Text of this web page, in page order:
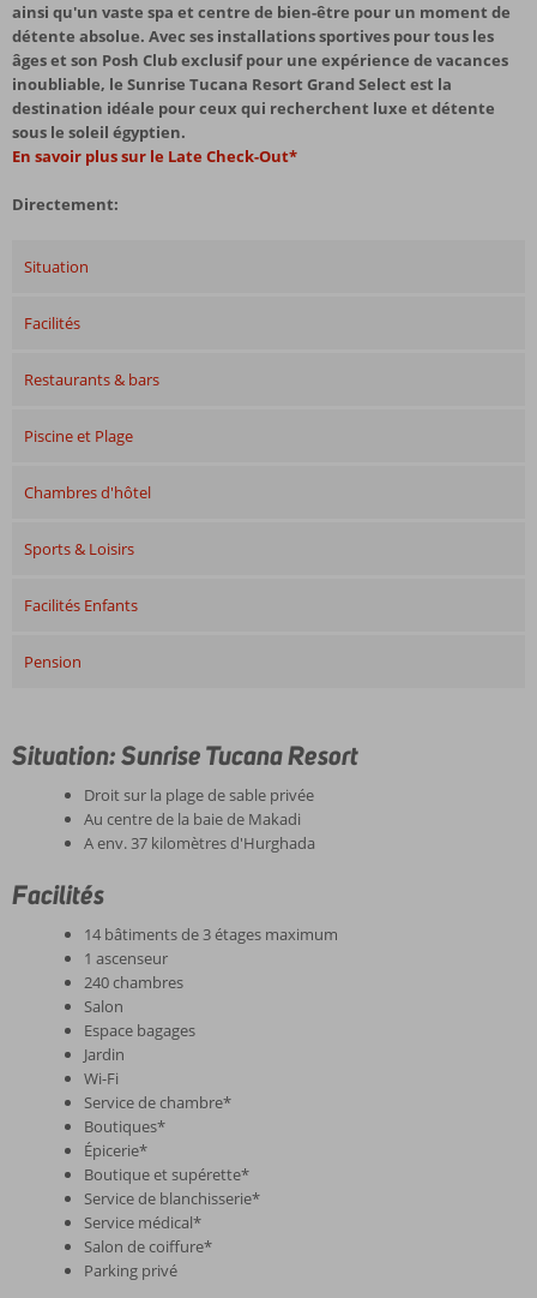
ainsi qu'un vaste spa et centre de bien-être pour un moment de
détente absolue. Avec ses installations sportives pour tous les
âges et son Posh Club exclusif pour une expérience de vacances
inoubliable, le Sunrise Tucana Resort Grand Select est la
destination idéale pour ceux qui recherchent luxe et détente
sous le soleil égyptien.
En savoir plus sur le Late Check-Out*
Directement:
Situation
Facilités
Restaurants & bars
Piscine et Plage
Chambres d'hôtel
Sports & Loisirs
Facilités Enfants
Pension
Situation: Sunrise Tucana Resort
Droit sur la plage de sable privée
Au centre de la baie de Makadi
A env. 37 kilomètres d'Hurghada
Facilités
14 bâtiments de 3 étages maximum
1 ascenseur
240 chambres
Salon
Espace bagages
Jardin
Wi-Fi
Service de chambre*
Boutiques*
Épicerie*
Boutique et supérette*
Service de blanchisserie*
Service médical*
Salon de coiffure*
Parking privé